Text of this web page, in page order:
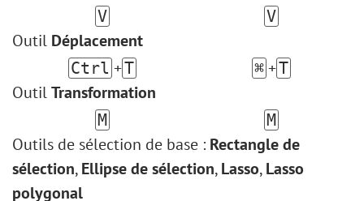
V V
Outil Déplacement
Ctrl +T ⌘ +T
OutilTransformation
M M
Outils de sélection de base : Rectangle de
sélection,Ellipse de sélection,Lasso,Lasso
polygonal